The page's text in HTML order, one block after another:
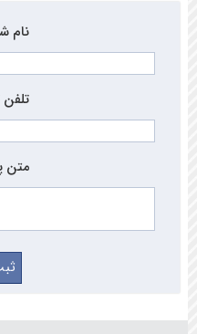
نام
متن